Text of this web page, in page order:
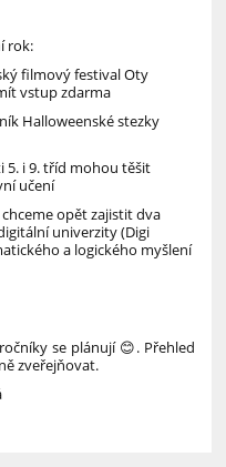
rok:
filmový festival Oty
vstup zdarma
Halloweenské stezky
5. i 9. tříd mohou těšit
učení
opět zajistit dva
univerzity (Digi
a logického myšlení
se plánují 😊. Přehled
zveřejňovat.